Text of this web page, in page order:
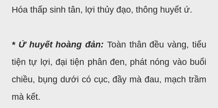
Hóa thấp sinh tân, lợi thủy đạo, thông huyết ứ.
* Ứ huyết hoàng đản: Toàn thân đều vàng, tiểu
tiện tự lợi, đại tiện phân đen, phát nóng vào buổi
chiều, bụng dưới có cục, đầy mà đau, mạch trầm
mà kết.